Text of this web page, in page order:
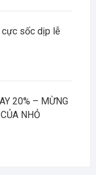
cực sốc dịp lễ
20% – MỪNG
NHỎ